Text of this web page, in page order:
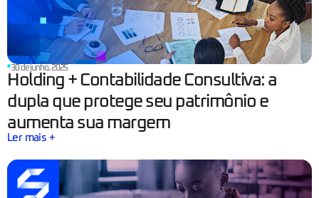
30 de junho, 2025
Holding + Contabilidade Consultiva: a
dupla que protege seu patrimônio e
aumenta sua margem
Ler mais +